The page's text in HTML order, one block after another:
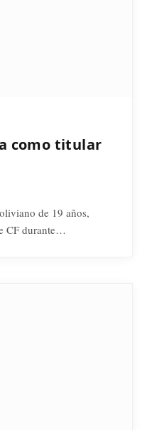
como titular
de 19 años,
CF durante…